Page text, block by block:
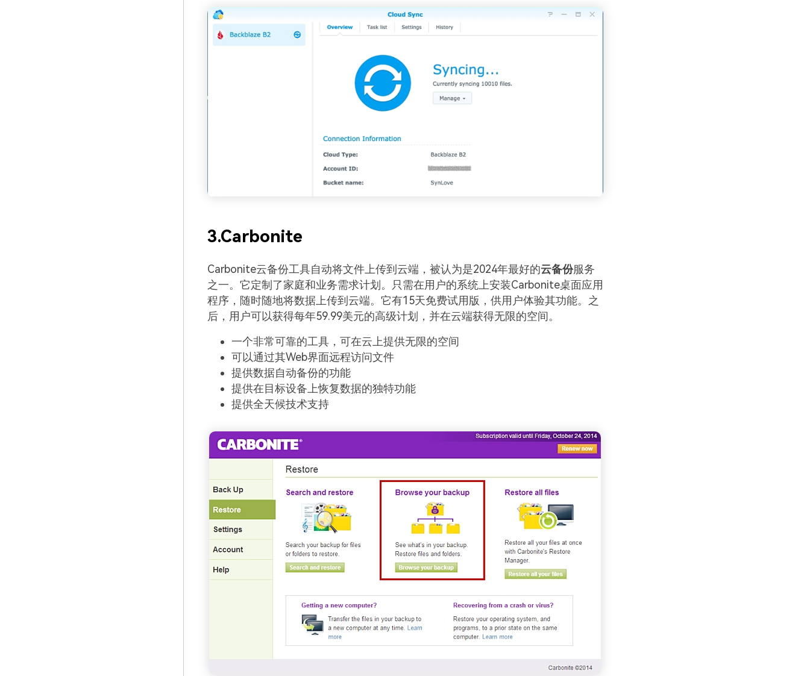
3.Carbonite
Carbonite云备份工具自动将文件上传到云端，被认为是2024年最好的云备份服务
之一。它定制了家庭和业务需求计划。只需在用户的系统上安装Carbonite桌面应用
程序，随时随地将数据上传到云端。它有15天免费试用版，供用户体验其功能。之
后，用户可以获得每年59.99美元的高级计划，并在云端获得无限的空间。
一个非常可靠的工具，可在云上提供无限的空间
可以通过其Web界面远程访问文件
提供数据自动备份的功能
提供在目标设备上恢复数据的独特功能
提供全天候技术支持